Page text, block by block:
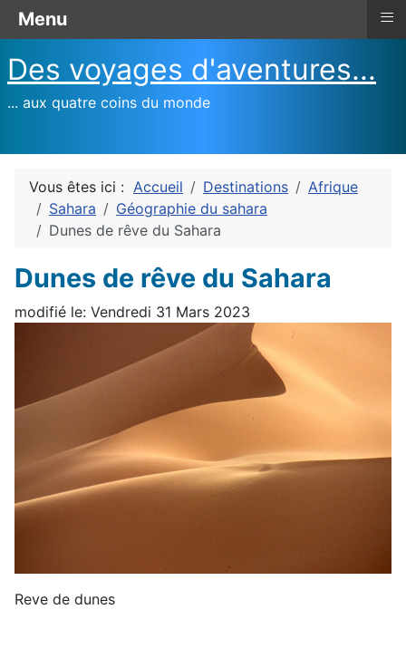
Des voyages d'aventures...
... aux quatre coins du monde
Vous êtes ici : Accueil Destinations
Afrique
Sahara
Géographie du sahara
Dunes de rêve du Sahara
Dunes de rêve du Sahara
modifié le: Vendredi 31 Mars 2023
Reve de dunes
Menu ≡